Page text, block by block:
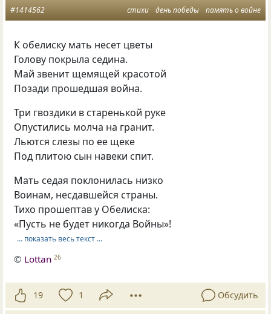
стихи день победы память о войне
#1414562
К обелиску мать несет цветы
Голову покрыла седина.
Май звенит щемящей красотой
Позади прошедшая война.
Три гвоздики в старенькой руке
Опустились молча на гранит.
Льются слезы по ее щеке
Под плитою сын навеки спит.
Мать седая поклонилась низко
Воинам, несдавшейся страны.
Тихо прошептав у Обелиска:
«Пусть не будет никогда Войны»!
… показать весь текст …
© Lottan 26
19 1 Обсудить